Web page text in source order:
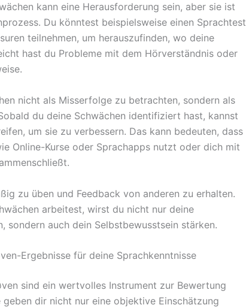
kann eine Herausforderung sein, aber sie ist
Du könntest beispielsweise einen Sprachtest
teilnehmen, um herauszufinden, wo deine
hast du Probleme mit dem Hörverständnis oder
nicht als Misserfolge zu betrachten, sondern als
du deine Schwächen identifiziert hast, kannst
um sie zu verbessern. Das kann bedeuten, dass
Online-Kurse oder Sprachapps nutzt oder dich mit
zu üben und Feedback von anderen zu erhalten.
arbeitest, wirst du nicht nur deine
sondern auch dein Selbstbewusstsein stärken.
Ergebnisse für deine Sprachkenntnisse
sind ein wertvolles Instrument zur Bewertung
geben dir nicht nur eine objektive Einschätzung